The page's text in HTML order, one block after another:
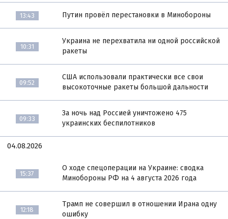
13:43 Путин провёл перестановки в Минобороны
10:31
Украина не перехватила ни одной российской
ракеты
09:52
США использовали практически все свои
высокоточные ракеты большой дальности
09:33
За ночь над Россией уничтожено 475
украинских беспилотников
04.08.2026
15:37
О ходе спецоперации на Украине: сводка
Минобороны РФ на 4 августа 2026 года
12:18
Трамп не совершил в отношении Ирана одну
ошибку